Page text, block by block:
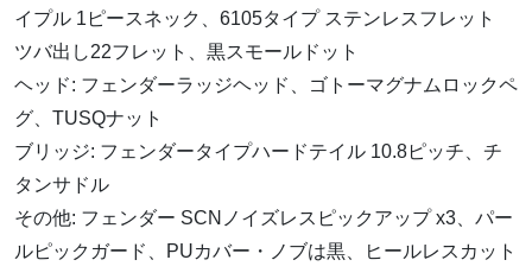
イプル 1ピースネック、6105タイプ ステンレスフレット
ツバ出し22フレット、黒スモールドット
ヘッド: フェンダーラッジヘッド、ゴトーマグナムロックペ
グ、TUSQナット
ブリッジ: フェンダータイプハードテイル 10.8ピッチ、チ
タンサドル
その他: フェンダー SCNノイズレスピックアップ x3、パー
ルピックガード、PUカバー・ノブは黒、ヒールレスカット